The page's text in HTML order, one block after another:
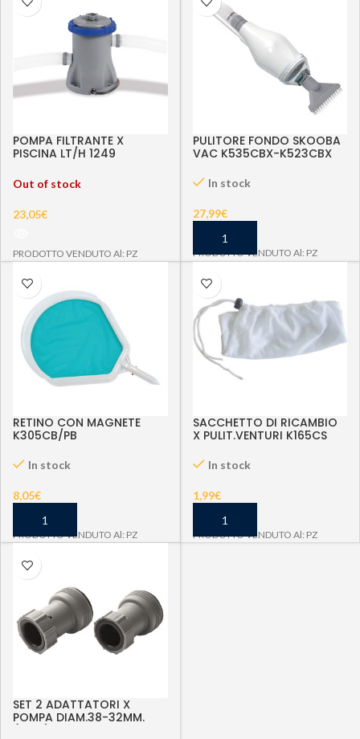
POMPA FILTRANTE X
PISCINA LT/H 1249
Out of stock
23,05€
PRODOTTO VENDUTO Al: PZ
PULITORE FONDO SKOOBA
VAC K535CBX-K523CBX
In stock
27,99€
PRODOTTO VENDUTO Al: PZ
RETINO CON MAGNETE
K305CB/PB
In stock
8,05€
PRODOTTO VENDUTO Al: PZ
SACCHETTO DI RICAMBIO
X PULIT.VENTURI K165CS
In stock
1,99€
PRODOTTO VENDUTO Al: PZ
SET 2 ADATTATORI X
POMPA DIAM.38-32MM.
(2012)